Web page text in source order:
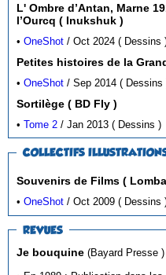
L' Ombre d’Antan, Marne
l’Ourcq ( Inukshuk )
•OneShot / Oct 2024 (
Petites histoires de la
•OneShot / Sep 2014 (
Sortilège ( BD Fly )
•Tome 2 / Jan 2013 ( Dessins )
COLLECTIFS
Souvenirs de Films (
•OneShot / Oct 2009 (
REVUES
Je bouquine
(Bayard